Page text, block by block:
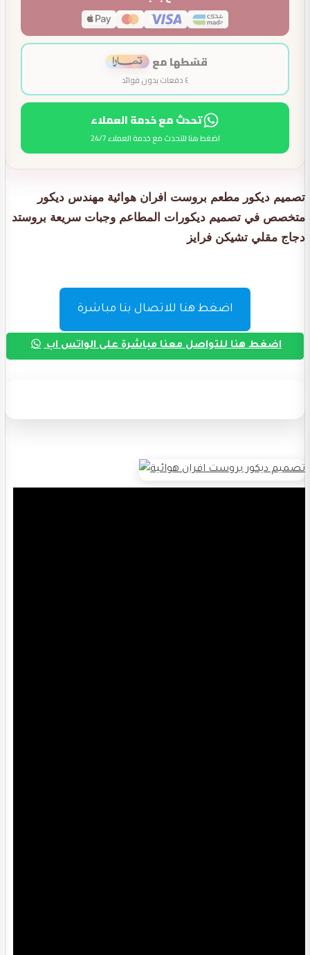
قسّطها مع
٤ دفعات بدون فوائد
تحدث مع خدمة العملاء
اضغط هنا للتحدث مع خدمة العملاء 24/7
تصميم ديكور مطعم بروست افران هوائية مهندس ديكور
متخصص في تصميم ديكورات المطاعم وجبات سريعة بروستد
دجاج مقلي تشيكن فرايز
اضغط هنا للاتصال بنا مباشرة
اضغط هنا للتواصل معنا مباشرة على الواتس اب